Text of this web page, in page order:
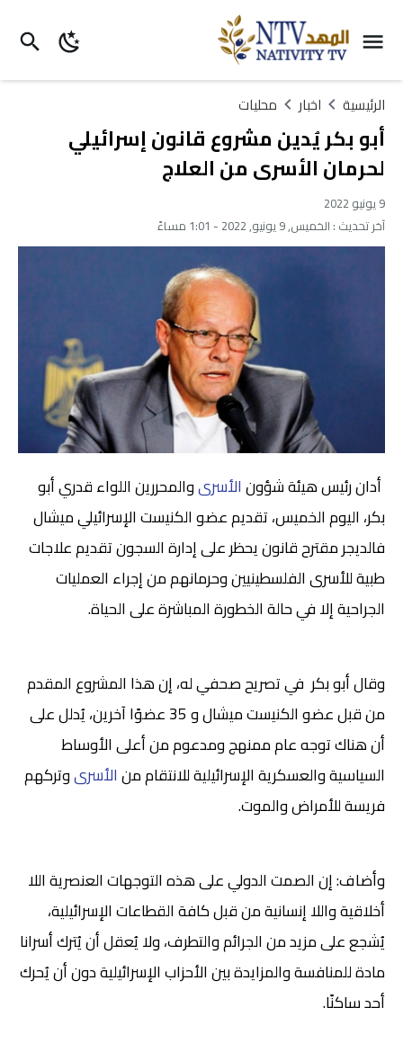
الرئيسية اخبار محليات
أبو بكر يُدين مشروع قانون إسرائيلي
لحرمان الأسرى من العلاج
9 يونيو 2022
آخر تحديث : الخميس, 9 يونيو, 2022 - 1:01 مساءً
أدان رئيس هيئة شؤونالأسرىوالمحررين اللواء قدري أبو
بكر، اليوم الخميس، تقديم عضو الكنيست الإسرائيلي ميشال
فالديجر مقترح قانون يحظر على إدارة السجون تقديم علاجات
طبية للأسرى الفلسطينيين وحرمانهم من إجراء العمليات
الجراحية إلا في حالة الخطورة المباشرة على الحياة.
وقال أبو بكر في تصريح صحفي له، إن هذا المشروع المقدم
من قبل عضو الكنيست ميشال و 35 عضوًا آخرين، يُدلل على
أن هناك توجه عام ممنهج ومدعوم من أعلى الأوساط
السياسية والعسكرية الإسرائيلية للانتقام منالأسرىوتركهم
فريسة للأمراض والموت.
وأضاف: إن الصمت الدولي على هذه التوجهات العنصرية اللا
أخلاقية واللا إنسانية من قبل كافة القطاعات الإسرائيلية،
يُشجع على مزيد من الجرائم والتطرف، ولا يُعقل أن يُترك أسرانا
مادة للمنافسة والمزايدة بين الأحزاب الإسرائيلية دون أن يُحرك
أحد ساكنًا.